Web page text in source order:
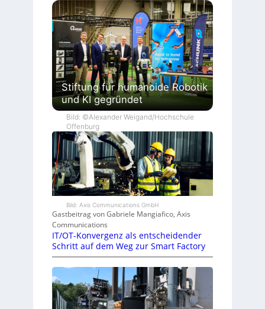
Stiftung für humanoide Robotik
und KI gegründet
Bild: ©Alexander Weigand/Hochschule
Offenburg
Bild: Axis Communications GmbH
Gastbeitrag von Gabriele Mangiafico, Axis
Communications
IT/OT-Konvergenz als entscheidender
Schritt auf dem Weg zur Smart Factory